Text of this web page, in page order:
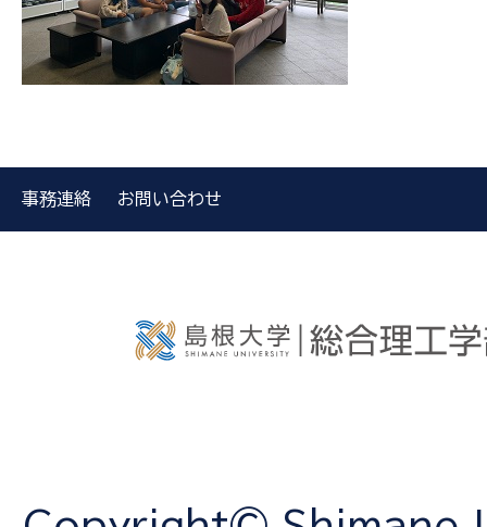
事務連絡 お問い合わせ